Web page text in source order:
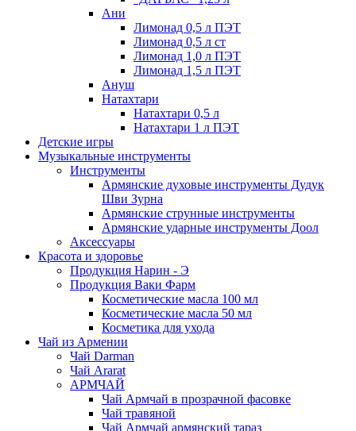
Ани
Лимонад 0,5 л ПЭТ
Лимонад 0,5 л ст
Лимонад 1,0 л ПЭТ
Лимонад 1,5 л ПЭТ
Ануш
Натахтари
Натахтари 0,5 л
Натахтари 1 л ПЭТ
Детские игры
Музыкальные инструменты
Инструменты
Армянские духовые инструменты Дудук
Шви Зурна
Армянские струнные инструменты
Армянские ударные инструменты Доол
Аксессуары
Красота и здоровье
Продукция Нарин - Э
Продукция Ваки Фарм
Косметические масла 100 мл
Косметические масла 50 мл
Косметика для ухода
Чай из Армении
Чай Darman
Чай Ararat
АРМЧАЙ
Чай Армчай в прозрачной фасовке
Чай травяной
Чай Армчай армянский тараз